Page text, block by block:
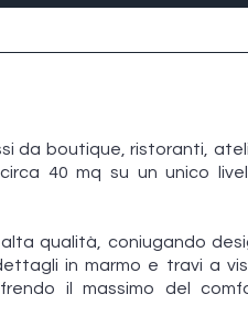
da boutique, ristoranti,
40 mq su un unico
qualità, coniugando
in marmo e travi a
il massimo del